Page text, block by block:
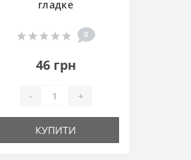
гладке
0
46 грн
- +
КУПИТИ